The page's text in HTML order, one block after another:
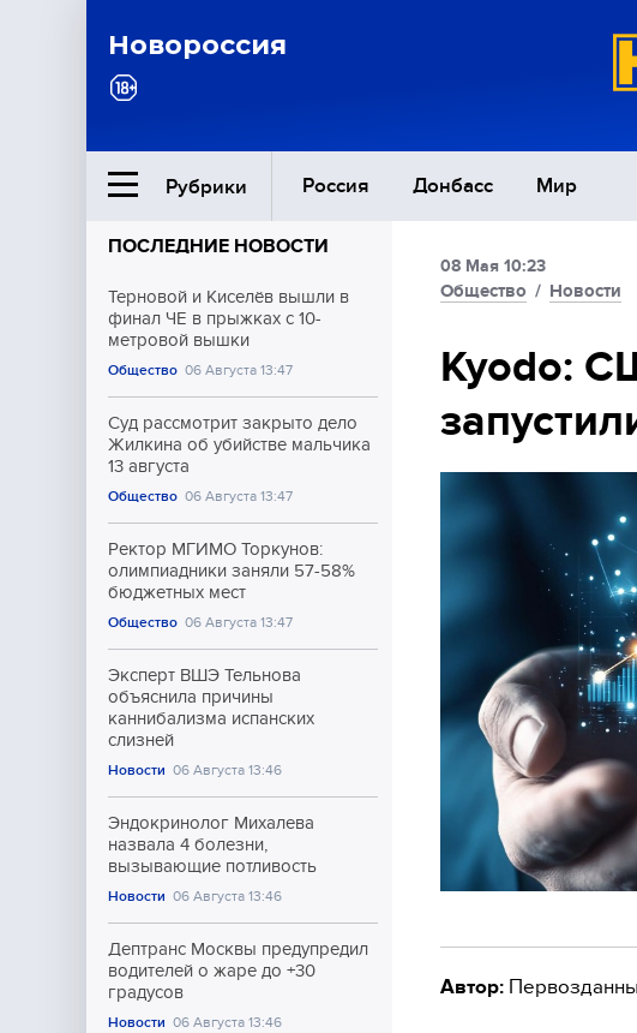
Новороссия
Рубрики Россия Донбасс Мир
Ближний Восток
Общество
Культура
ПОСЛЕДНИЕ НОВОСТИ
Терновой и Киселёв вышли в
финал ЧЕ в прыжках с 10-
метровой вышки
Общество 06 Августа 13:47
Суд рассмотрит закрыто дело
Жилкина об убийстве мальчика
13 августа
Общество 06 Августа 13:47
Ректор МГИМО Торкунов:
олимпиадники заняли 57-58%
бюджетных мест
Общество 06 Августа 13:47
Эксперт ВШЭ Тельнова
объяснила причины
каннибализма испанских
слизней
Новости 06 Августа 13:46
Эндокринолог Михалева
назвала 4 болезни,
вызывающие потливость
Новости 06 Августа 13:46
Дептранс Москвы предупредил
водителей о жаре до +30
градусов
Новости 06 Августа 13:46
08 Мая 10:23
Общество / Новости
Kyodo:
Автор: